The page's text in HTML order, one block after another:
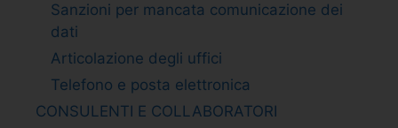
Sanzioni per mancata comunicazione dei
dati
Articolazione degli uffici
Telefono e posta elettronica
CONSULENTI E COLLABORATORI